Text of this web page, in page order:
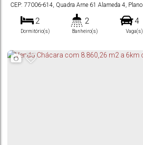
CEP: 77006-614, Quadra Arne 61 Alameda 4,
2
Dormitório(s)
2
Banheiro(s)
4
Vaga(s)
Terreno: